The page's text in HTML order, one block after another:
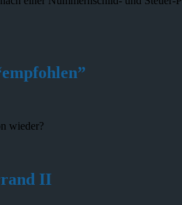
wieder?
II